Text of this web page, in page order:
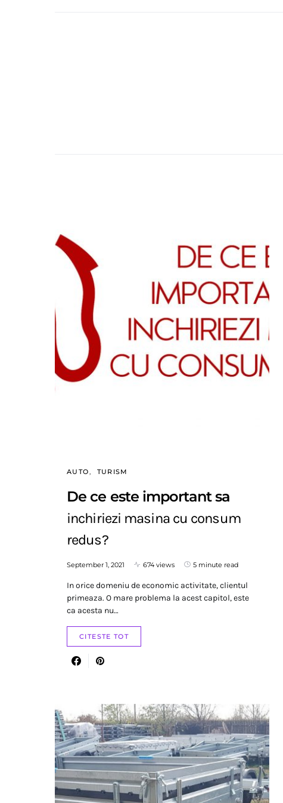
AUTO TURISM
De ce este important sa
inchiriezi masina cu consum
redus?
September 1, 2021 674 views 5 minute read
In orice domeniu de economic activitate, clientul
primeaza. O mare problema la acest capitol, este
ca acesta nu…
CITESTE TOT